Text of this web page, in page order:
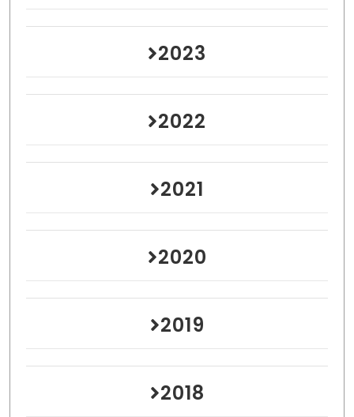
2023
2022
2021
2020
2019
2018